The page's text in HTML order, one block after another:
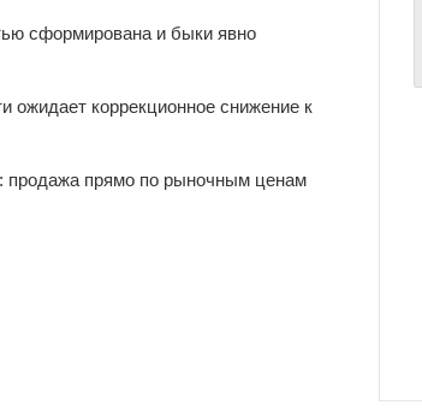
сформирована и быки явно
ожидает коррекционное снижение к
продажа прямо по рыночным ценам